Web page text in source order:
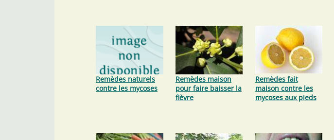
Remèdes naturels
contre les mycoses
Remèdes maison
pour faire baisser la
fièvre
Remèdes fait
maison contre les
mycoses aux pieds